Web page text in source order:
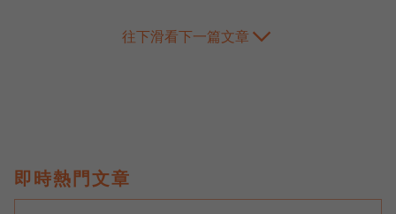
往下滑看下一篇文章
即時熱門文章